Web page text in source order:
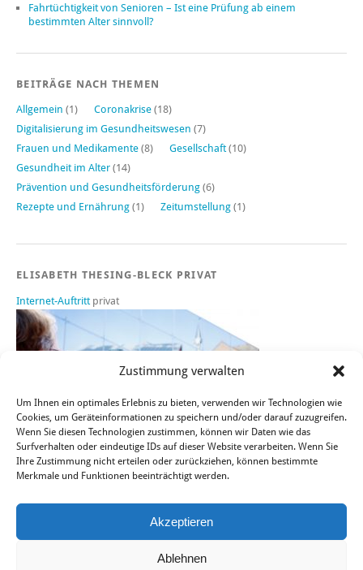
Zustimmung verwalten
Um Ihnen ein optimales Erlebnis zu bieten, verwenden wir Technologien wie
Cookies, um Geräteinformationen zu speichern und/oder darauf zuzugreifen.
Wenn Sie diesen Technologien zustimmen, können wir Daten wie das
Surfverhalten oder eindeutige IDs auf dieser Website verarbeiten. Wenn Sie
Ihre Zustimmung nicht erteilen oder zurückziehen, können bestimmte
Merkmale und Funktionen beeinträchtigt werden.
Akzeptieren
Ablehnen
Fahrtüchtigkeit von Senioren – Ist eine Prüfung ab einem
bestimmten Alter sinnvoll?
BEITRÄGE NACH THEMEN
Allgemein (1) Coronakrise (18)
Digitalisierung im Gesundheitswesen (7)
Frauen und Medikamente (8) Gesellschaft (10)
Gesundheit im Alter (14)
Prävention und Gesundheitsförderung (6)
Rezepte und Ernährung (1) Zeitumstellung (1)
ELISABETH THESING-BLECK PRIVAT
Internet-Auftritt privat